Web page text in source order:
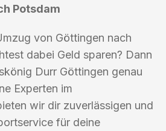
Potsdam
von Göttingen nach
dabei Geld sparen? Dann
Durr Göttingen genau
Experten im
wir dir zuverlässigen und
für deine